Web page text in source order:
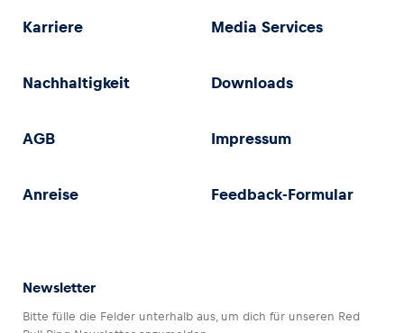
Karriere Media Services
Nachhaltigkeit Downloads
AGB Impressum
Anreise Feedback-Formular
Newsletter
Bitte fülle die Felder unterhalb aus, um dich für unseren Red